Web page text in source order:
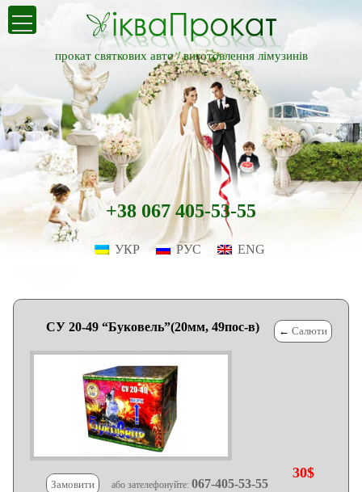
прокат святкових авто /виготовлення лімузинів
+38 067 405-53-55
УКР РУС ENG
СУ 20-49 “Буковель”(20мм, 49пос-в) ← Салюти
30$
Замовити або зателефонуйте:067-405-53-55